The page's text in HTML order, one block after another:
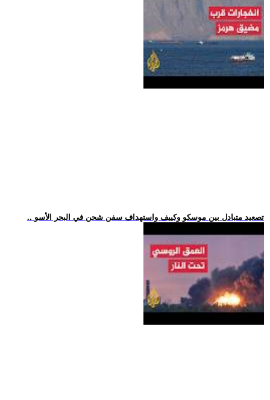
.. تصعيد متبادل بين موسكو وكييف واستهداف سفن شحن في البحر الأسو